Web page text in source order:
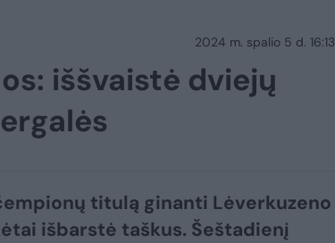
2024 m. spalio 5 d. 16:13
iššvaistė dviejų
titulą ginanti Lėverkuzeno
išbarstė taškus. Šeštadienį